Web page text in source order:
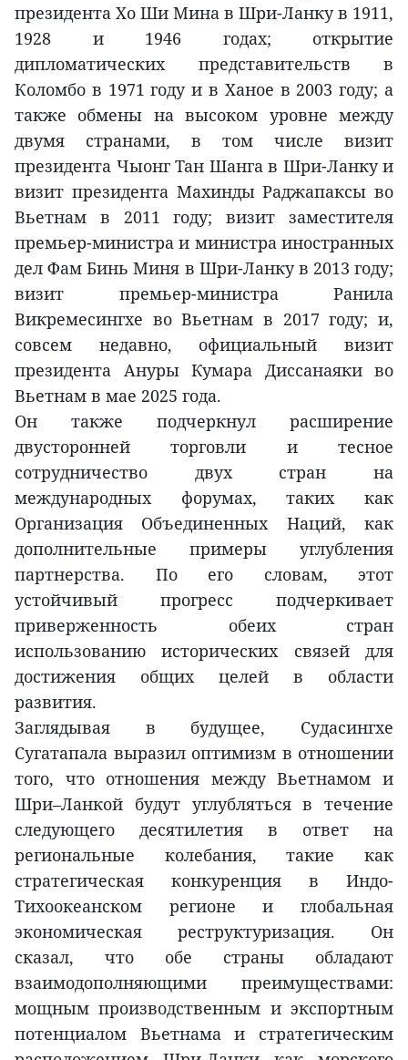
президента Хо Ши Мина в Шри-Ланку в 1911,
1928 и 1946 годах; открытие
дипломатических представительств в
Коломбо в 1971 году и в Ханое в 2003 году; а
также обмены на высоком уровне между
двумя странами, в том числе визит
президента Чыонг Тан Шанга в Шри-Ланку и
визит президента Махинды Раджапаксы во
Вьетнам в 2011 году; визит заместителя
премьер-министра и министра иностранных
дел Фам Бинь Миня в Шри-Ланку в 2013 году;
визит премьер-министра Ранила
Викремесингхе во Вьетнам в 2017 году; и,
совсем недавно, официальный визит
президента Ануры Кумара Диссанаяки во
Вьетнам в мае 2025 года.
Он также подчеркнул расширение
двусторонней торговли и тесное
сотрудничество двух стран на
международных форумах, таких как
Организация Объединенных Наций, как
дополнительные примеры углубления
партнерства. По его словам, этот
устойчивый прогресс подчеркивает
приверженность обеих стран
использованию исторических связей для
достижения общих целей в области
развития.
Заглядывая в будущее, Судасингхе
Сугатапала выразил оптимизм в отношении
того, что отношения между Вьетнамом и
Шри–Ланкой будут углубляться в течение
следующего десятилетия в ответ на
региональные колебания, такие как
стратегическая конкуренция в Индо-
Тихоокеанском регионе и глобальная
экономическая реструктуризация. Он
сказал, что обе страны обладают
взаимодополняющими преимуществами:
мощным производственным и экспортным
потенциалом Вьетнама и стратегическим